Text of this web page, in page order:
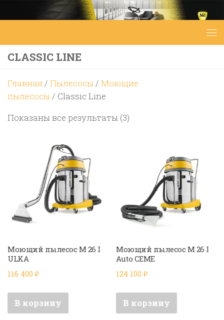
Перейти к содержимому
CLASSIC LINE
Главная/ Пылесосы/ Моющие
пылесосы/ Classic Line
Показаны все результаты (3)
Моющий пылесос M 26 I
ULKA
116 400 ₽
В корзину
Моющий пылесос M 26 I
Auto CEME
124 100₽
В корзину